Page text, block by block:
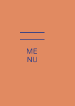
ME
NU